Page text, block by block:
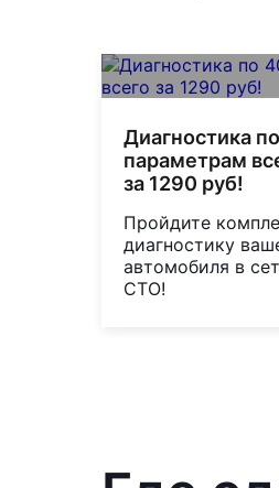
Диагностика
параметрам
за 1290 руб!
Пройдите
диагностику
автомобиля в
СТО!